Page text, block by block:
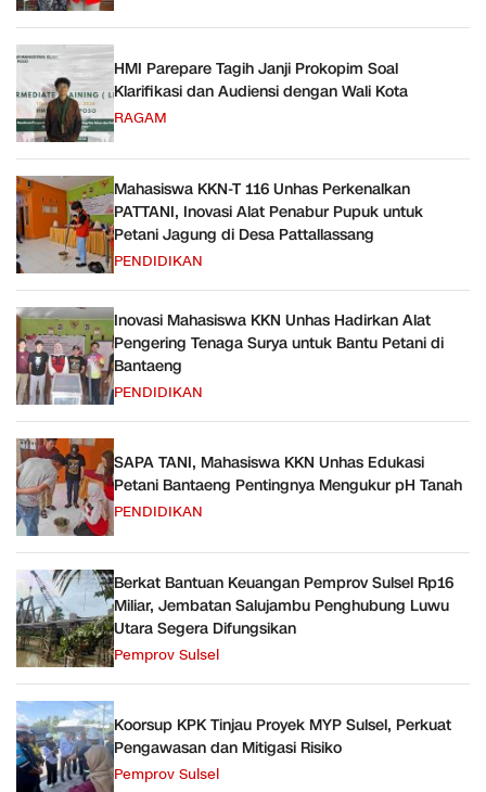
HMI Parepare Tagih Janji Prokopim Soal
Klarifikasi dan Audiensi dengan Wali Kota
RAGAM
Mahasiswa KKN-T 116 Unhas Perkenalkan
PATTANI, Inovasi Alat Penabur Pupuk untuk
Petani Jagung di Desa Pattallassang
PENDIDIKAN
Inovasi Mahasiswa KKN Unhas Hadirkan Alat
Pengering Tenaga Surya untuk Bantu Petani di
Bantaeng
PENDIDIKAN
SAPA TANI, Mahasiswa KKN Unhas Edukasi
Petani Bantaeng Pentingnya Mengukur pH Tanah
PENDIDIKAN
Berkat Bantuan Keuangan Pemprov Sulsel Rp16
Miliar, Jembatan Salujambu Penghubung Luwu
Utara Segera Difungsikan
Pemprov Sulsel
Koorsup KPK Tinjau Proyek MYP Sulsel, Perkuat
Pengawasan dan Mitigasi Risiko
Pemprov Sulsel